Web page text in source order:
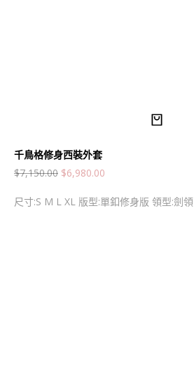
千鳥格修身西裝外套
$7,150.00 $6,980.00
尺寸:S M L XL 版型:單釦修身版 領型:劍領